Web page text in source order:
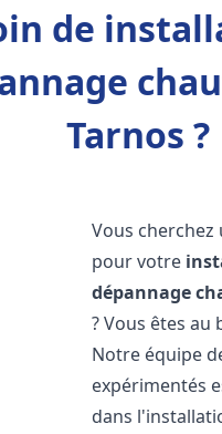
de
Tarnos ?
Vous
pour votre
dépannage
? Vous êtes au
Notre équipe
expérimentés
dans